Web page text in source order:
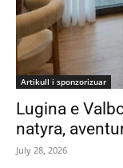
Artikull i sponzorizuar
Lugina e
natyra,
July 28, 2026